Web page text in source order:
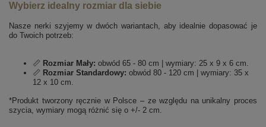
Wybierz idealny rozmiar dla siebie
Nasze nerki szyjemy w dwóch wariantach, aby idealnie dopasować je
do Twoich potrzeb:
📏 Rozmiar Mały: obwód 65 - 80 cm | wymiary: 25 x 9 x 6 cm.
📏 Rozmiar Standardowy: obwód 80 - 120 cm | wymiary: 35 x
12 x 10 cm.
*Produkt tworzony ręcznie w Polsce – ze względu na unikalny proces
szycia, wymiary mogą różnić się o +/- 2 cm.